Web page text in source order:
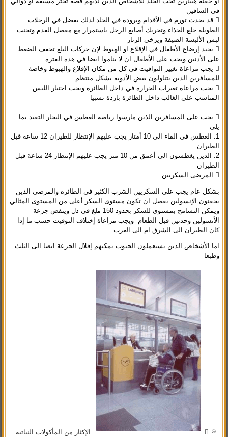
في الساقين
 قد يحدث تورم في الأقدام وبرودة في الجلد لذلك يفضل في الرحلات
الطويلة خلع الحذاء وتحريك أصابع الرجل باستمرار مع مفصل القدم وتجنب
لبس الألبسة الضيقة ويرخى الزنار
 يحبذ إرضاع الأطفال في الإقلاع او الهبوط لإن حركات البلع تخفف الضغط
على الأذنين ويجب على الأطفال ان لا يناموا ايضا في هذه الفترة
 يجب مراعاة تغيير التواقيت في كل من مكان الإقلاع والهبوط وخاصة
للمسافرين الذين يتناولون بعض الأدوية بشكل منتظم
 يجب مراعاة تغيرات الحرارة في داخل الطائرة ويجب اختيار اللبس
المناسب على الغالب داخل الطائرة باردة نسبيا
 يجب على المسافرين الذين مارسوا رياضة الغطس في البحار التقيد بما
يلي
1. الغطس في الماء الى 10 أمتار يجب عليهم الإنتظار للطيران 12 ساعة قبل
الطيران
2. الذين يغطسون الى أعمق من 10 متر يجب عليهم الإنتظار 24 ساعة قبل
الطيران
 المرضى السكريين
بشكل عام يجب على السكريين الشرب الكثير في الطائرة والمرضى الذين
يحقنون الإنسولين يفضل ان تكون مستوى السكر أعلى من المستوى المثالي
ويمكن التسامح بمستوى للسكر بحدود 150 ملغ في دل وينقص جرعة
الأنسولين وحدتين قبل الطعام ويجب مراعاة إختلاف التوقيت حسب ما إذا
كان الطيران الى الشرق ام الى الغرب
اما الأشخاض الذين يستعملون الحبوب يمكنهم إقلال الجرعة ايضا الى الثلث
وطبعا

الإكثار من المأكولات النباتية